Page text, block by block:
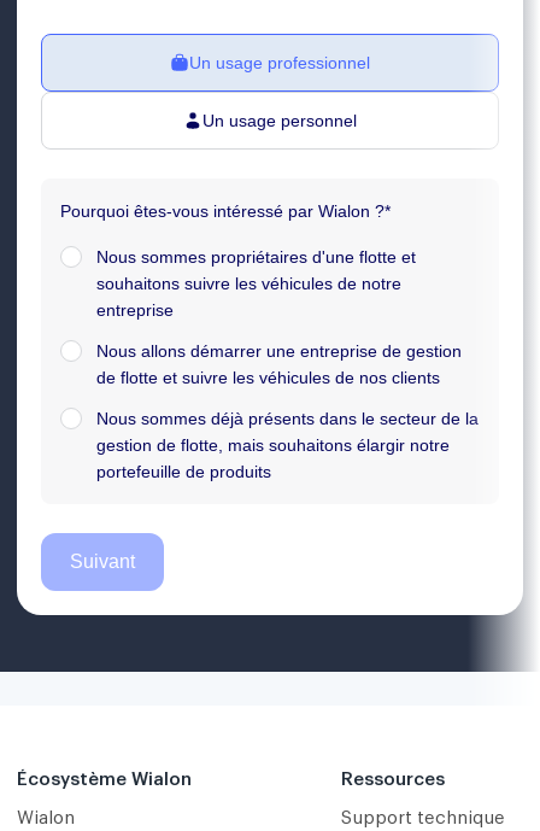
Écosystème Wialon
Wialon
Ressources
Support technique